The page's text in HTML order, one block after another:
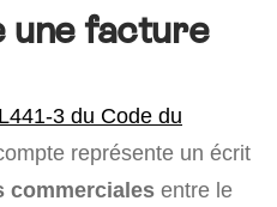
une facture
3 du Code du
représente un écrit
commerciales entre le